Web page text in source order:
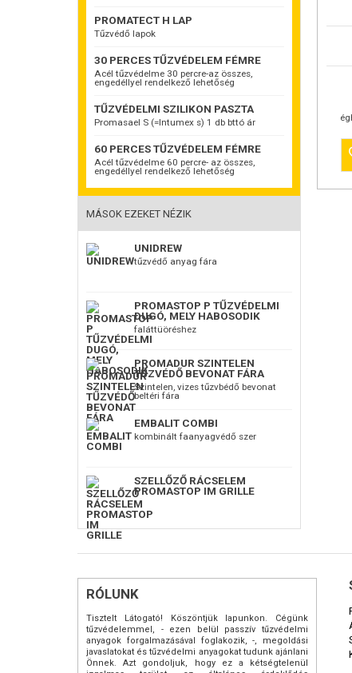
PROMATECT H LAP
Tűzvédő lapok
30 PERCES TŰZVÉDELEM FÉMRE
Acél tűzvédelme 30 percre-az összes,
engedéllyel rendelkező lehetőség
TŰZVÉDELMI SZILIKON PASZTA
Promasael S (=Intumex s) 1 db bttó ár
60 PERCES TŰZVÉDELEM FÉMRE
Acél tűzvédelme 60 percre- az összes,
engedéllyel rendelkező lehetőség
MÁSOK EZEKET NÉZIK
UNIDREW
tűzvédő anyag fára
PROMASTOP P TŰZVÉDELMI
DUGÓ, MELY HABOSODIK
faláttüöréshez
PROMADUR SZINTELEN
TŰZVÉDŐ BEVONAT FÁRA
Szintelen, vizes tűzvbédő bevonat
beltéri fára
EMBALIT COMBI
kombinált faanyagvédő szer
SZELLŐZŐ RÁCSELEM
PROMASTOP IM GRILLE
-
PE és
Az
RÓLUNK
Tisztelt Látogató! Köszöntjük lapunkon. Cégünk
tűzvédelemmel, - ezen belül passzív tűzvédelmi
anyagok forgalmazásával foglakozik, -, megoldási
javaslatokat és tűzvédelmi anyagokat tudunk ajánlani
Önnek. Azt gondoljuk, hogy ez a kétségtelenül